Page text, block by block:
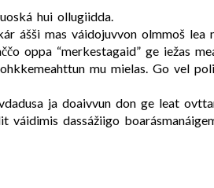
hui ollugiidda.
ášši mas váidojuvvon olmmoš lea
oppa “merkestagaid” ge iežas
mu mielas. Go vel
ja doaivvun don ge leat
dassážiigo